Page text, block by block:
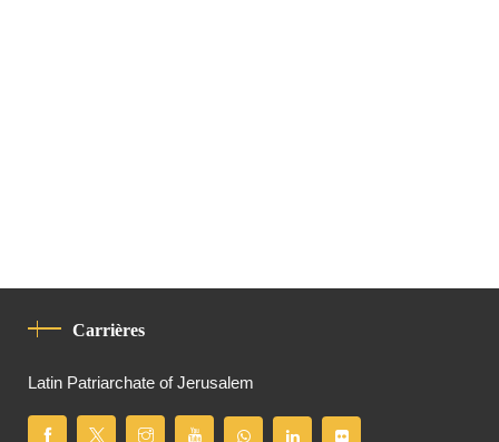
Carrières
Latin Patriarchate of Jerusalem